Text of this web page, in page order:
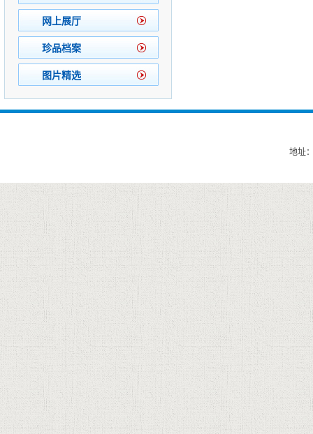
网上展厅
珍品档案
图片精选
地址